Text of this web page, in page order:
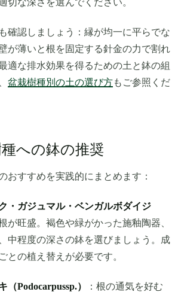
も確認しましょう：縁が均一に平らでな
が薄いと根を固定する針金の力で割れ
適な排水効果を得るための土と鉢の組
盆栽樹種別の土の選び方もご参照くだ
への鉢の推奨
おすすめを実践的にまとめます：
・ガジュマル・ベンガルボダイジ
が旺盛。褐色や緑がかった施釉陶器、
中程度の深さの鉢を選びましょう。成
との植え替えが必要です。
Podocarpussp.）
：根の通気を好む